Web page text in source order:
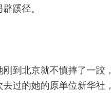
蹊径。
到北京就不慎摔了一跤，
过的她的原单位新华社，